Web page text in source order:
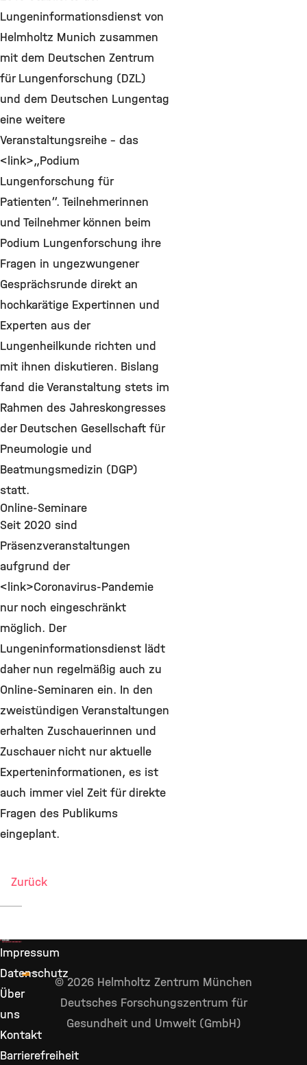
Lungeninformationsdienst von
Helmholtz Munich zusammen
mit dem Deutschen Zentrum
für Lungenforschung (DZL)
und dem Deutschen Lungentag
eine weitere
Veranstaltungsreihe - das
<link>„Podium
Lungenforschung für
Patienten“. Teilnehmerinnen
und Teilnehmer können beim
Podium Lungenforschung ihre
Fragen in ungezwungener
Gesprächsrunde direkt an
hochkarätige Expertinnen und
Experten aus der
Lungenheilkunde richten und
mit ihnen diskutieren. Bislang
fand die Veranstaltung stets im
Rahmen des Jahreskongresses
der Deutschen Gesellschaft für
Pneumologie und
Beatmungsmedizin (DGP)
statt.
Online-Seminare
Seit 2020 sind
Präsenzveranstaltungen
aufgrund der
<link>Coronavirus-Pandemie
nur noch eingeschränkt
möglich. Der
Lungeninformationsdienst lädt
daher nun regelmäßig auch zu
Online-Seminaren ein. In den
zweistündigen Veranstaltungen
erhalten Zuschauerinnen und
Zuschauer nicht nur aktuelle
Experteninformationen, es ist
auch immer viel Zeit für direkte
Fragen des Publikums
eingeplant.
Zurück
Impressum
Datenschutz
Über
uns
Kontakt
Barrierefreiheit
© 2026 Helmholtz Zentrum München
Deutsches Forschungszentrum für
Gesundheit und Umwelt (GmbH)